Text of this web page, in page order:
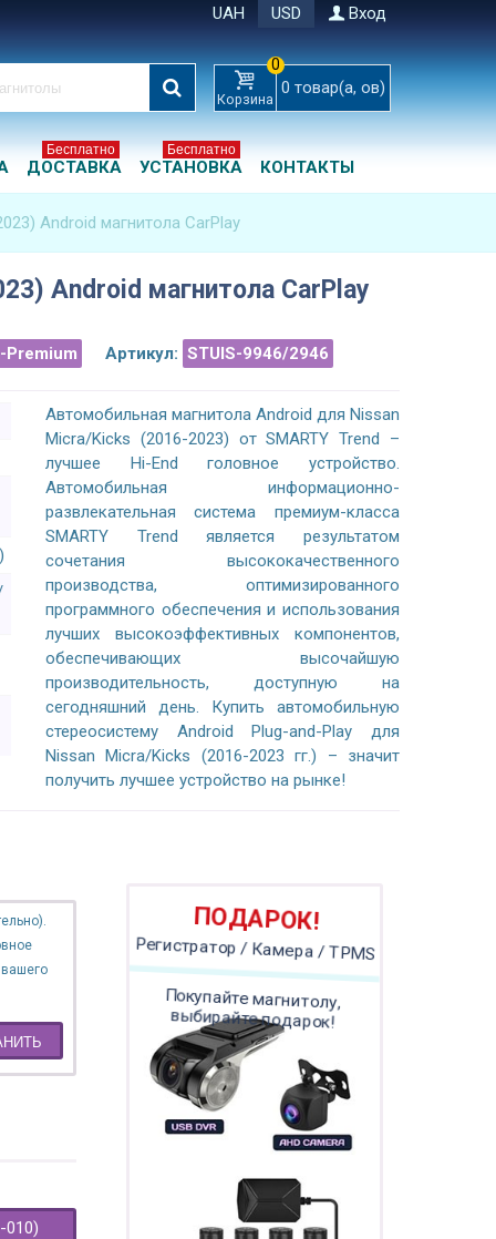
UAH USD Вход
Корзина
0
0 товар(а, ов)
ДОСТАВКА
Бесплатно
УСТАНОВКА
Бесплатно
КОНТАКТЫ
Android магнитола CarPlay
Android магнитола CarPlay
Premium Артикул: STUIS-9946/2946
Автомобильная магнитола Android для Nissan
Micra/Kicks (2016-2023) от SMARTY Trend –
лучшее Hi-End головное устройство.
Автомобильная информационно-
развлекательная система премиум-класса
SMARTY Trend является результатом
сочетания высококачественного
производства, оптимизированного
программного обеспечения и использования
лучших высокоэффективных компонентов,
обеспечивающих высочайшую
производительность, доступную на
сегодняшний день. Купить автомобильную
стереосистему Android Plug-and-Play для
Nissan Micra/Kicks (2016-2023 гг.) – значит
получить лучшее устройство на рынке!
010)
ПОДАРОК!
Регистратор / Камера / TPMS
Покупайте магнитолу,
выбирайте подарок!